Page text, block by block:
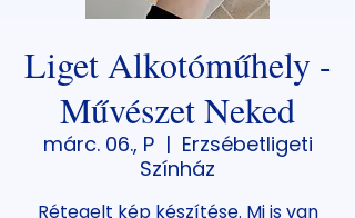
Liget Alkotóműhely -
Művészet Neked
márc. 06., P
  |
Erzsébetligeti
Színház
Rétegelt kép készítése. Mi is van